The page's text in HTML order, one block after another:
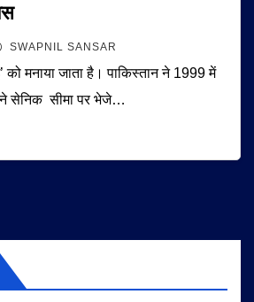
SWAPNIL SANSAR
को मनाया जाता है। पाकिस्तान ने 1999 में
सेनिक सीमा पर भेजे…